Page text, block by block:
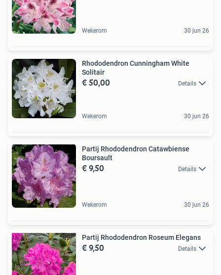
Wekerom 30 jun 26
Rhododendron Cunningham White
Solitair
€ 50,00 Details
Wekerom 30 jun 26
Partij Rhododendron Catawbiense
Boursault
€ 9,50 Details
Wekerom 30 jun 26
Partij Rhododendron Roseum Elegans
€ 9,50 Details